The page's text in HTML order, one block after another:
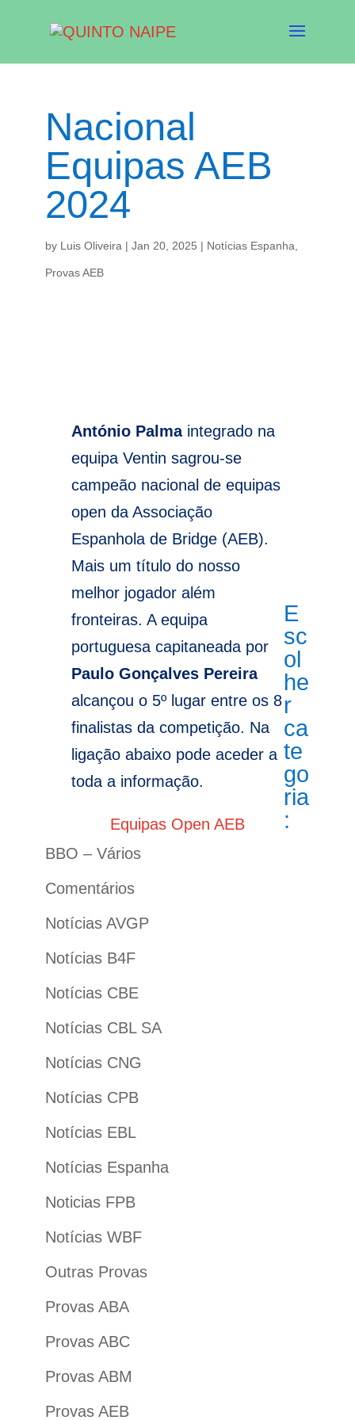
Nacional
Equipas AEB
2024
by Luis Oliveira | Jan 20, 2025 | Notícias Espanha
Provas AEB
António Palmaintegrado na
equipa Ventin sagrou-se
campeão nacional de equipas
open da Associação
Espanhola de Bridge (AEB).
Mais um título do nosso
melhor jogador além
fronteiras. A equipa
portuguesa capitaneada por
Paulo Gonçalves Pereira
alcançou o 5º lugar entre os 8
finalistas da competição. Na
ligação abaixo pode aceder a
toda a informação.
Equipas Open AEB
E
sc
ol
he
r
ca
te
go
ria
:
BBO – Vários
Comentários
Notícias AVGP
Notícias B4F
Notícias CBE
Notícias CBL SA
Notícias CNG
Notícias CPB
Notícias EBL
Notícias Espanha
Noticias FPB
Notícias WBF
Outras Provas
Provas ABA
Provas ABC
Provas ABM
Provas AEB